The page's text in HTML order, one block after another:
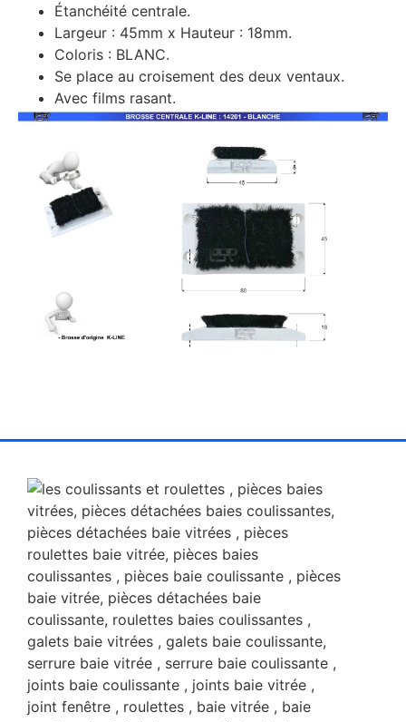
Étanchéité centrale.
Largeur : 45mm x Hauteur : 18mm.
Coloris : BLANC.
Se place au croisement des deux ventaux.
Avec films rasant.